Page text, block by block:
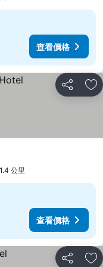
查看價格
分享 加
公里
查看價格
分享 加